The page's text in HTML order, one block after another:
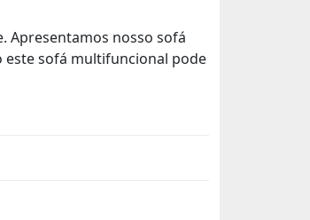
Apresentamos nosso sofá
este sofá multifuncional pode